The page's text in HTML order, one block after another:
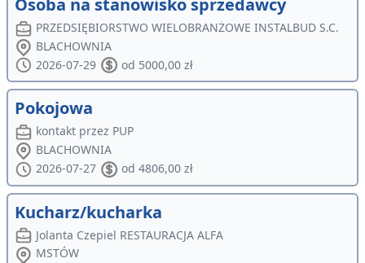
Osoba na stanowisko sprzedawcy
PRZEDSIĘBIORSTWO WIELOBRANŻOWE INSTALBUD S.C.
BLACHOWNIA
2026-07-29
od 5000,00 zł
Pokojowa
kontakt przez PUP
BLACHOWNIA
2026-07-27
od 4806,00 zł
Kucharz/kucharka
Jolanta Czepiel RESTAURACJA ALFA
MSTÓW